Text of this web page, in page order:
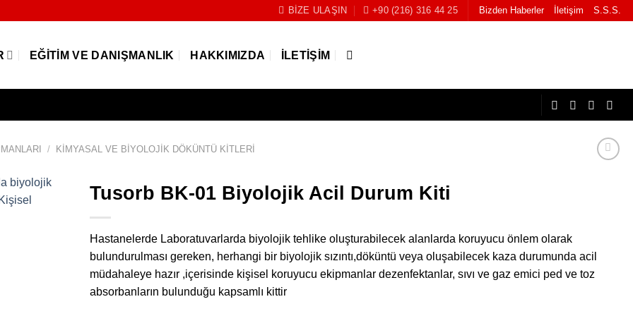
BIZE ULAŞIN +90 (216) 316 44 25 Bizden Haberler İletişim S.S.S.
EĞITIM VE DANIŞMANLIK HAKKIMIZDA İLETIŞIM
/ KIMYASAL VE BIYOLOJIK DÖKÜNTÜ KITLERI
Tusorb BK-01 Biyolojik Acil Durum Kiti
Hastanelerde Laboratuvarlarda biyolojik tehlike oluşturabilecek alanlarda koruyucu önlem olarak
bulundurulması gereken, herhangi bir biyolojik sızıntı,döküntü veya oluşabilecek kaza durumunda acil
müdahaleye hazır ,içerisinde kişisel koruyucu ekipmanlar dezenfektanlar, sıvı ve gaz emici ped ve toz
absorbanların bulunduğu kapsamlı kittir